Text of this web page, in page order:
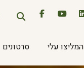
המליצו עלי סרטונים